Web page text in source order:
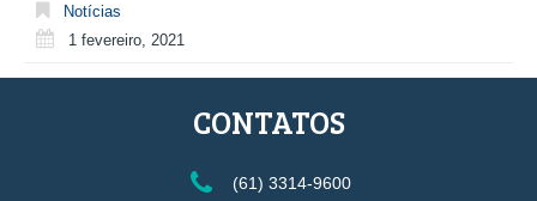
Notícias
1 fevereiro, 2021
CONTATOS
(61) 3314-9600